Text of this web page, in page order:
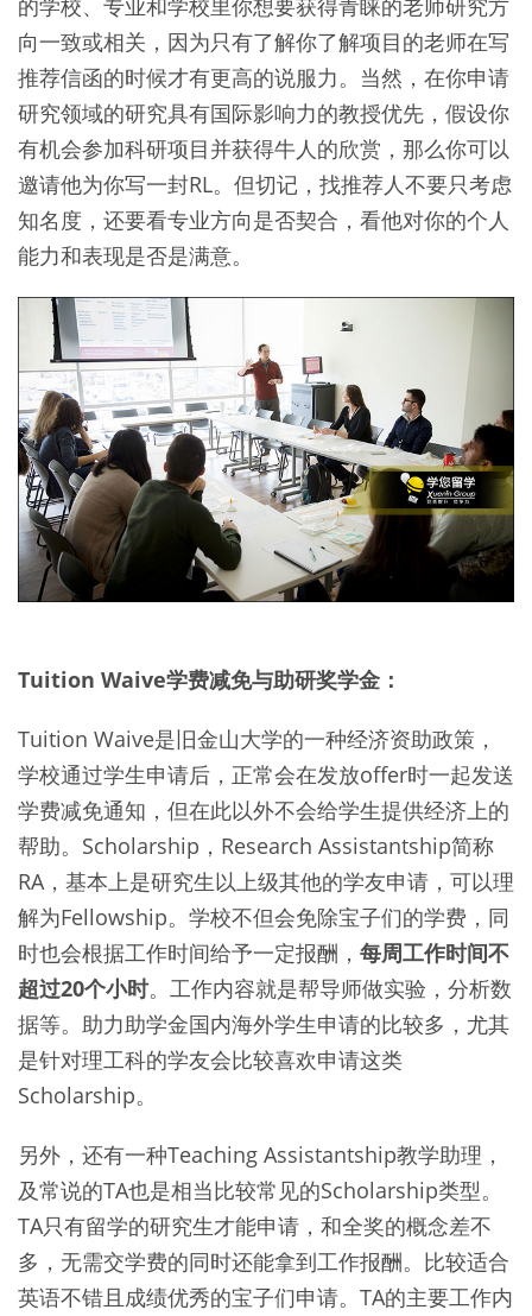
向一致或相关，因为只有了解你了解项目的老师在写
推荐信函的时候才有更高的说服力。当然，在你申请
研究领域的研究具有国际影响力的教授优先，假设你
有机会参加科研项目并获得牛人的欣赏，那么你可以
邀请他为你写一封RL。但切记，找推荐人不要只考虑
知名度，还要看专业方向是否契合，看他对你的个人
能力和表现是否是满意。
Tuition Waive学费减免与助研奖学金：
Tuition Waive是旧金山大学的一种经济资助政策，
学校通过学生申请后，正常会在发放offer时一起发送
学费减免通知，但在此以外不会给学生提供经济上的
帮助。Scholarship，Research Assistantship简称
RA，基本上是研究生以上级其他的学友申请，可以理
解为Fellowship。学校不但会免除宝子们的学费，同
时也会根据工作时间给予一定报酬， 每周工作时间不
超过20个小时。工作内容就是帮导师做实验，分析数
据等。助力助学金国内海外学生申请的比较多，尤其
是针对理工科的学友会比较喜欢申请这类
Scholarship。
另外，还有一种Teaching Assistantship教学助理，
及常说的TA也是相当比较常见的Scholarship类型。
TA只有留学的研究生才能申请，和全奖的概念差不
多，无需交学费的同时还能拿到工作报酬。比较适合
英语不错且成绩优秀的宝子们申请。TA的主要工作内